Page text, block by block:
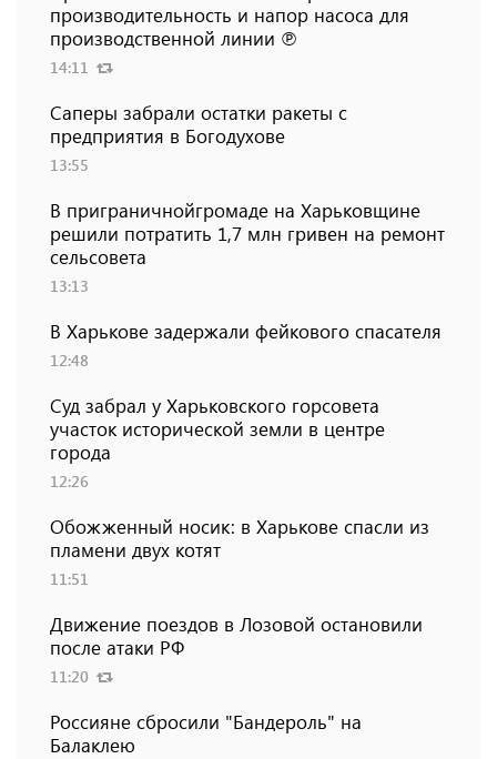
производительность и напор насоса для
производственной линии ℗
14:11
Саперы забрали остатки ракеты с
предприятия в Богодухове
13:55
В приграничнойгромаде на Харьковщине
решили потратить 1,7 млн ​​гривен на ремонт
сельсовета
13:13
В Харькове задержали фейкового спасателя
12:48
Суд забрал у Харьковского горсовета
участок исторической земли в центре
города
12:26
Обожженный носик: в Харькове спасли из
пламени двух котят
11:51
Движение поездов в Лозовой остановили
после атаки РФ
11:20
Россияне сбросили "Бандероль" на
Балаклею